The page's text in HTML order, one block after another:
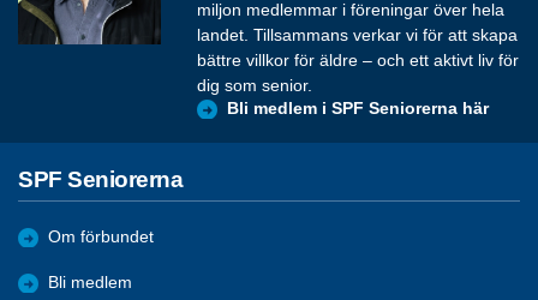
miljon medlemmar i föreningar över hela
landet. Tillsammans verkar vi för att skapa
bättre villkor för äldre – och ett aktivt liv för
dig som senior.
Bli medlem i SPF Seniorerna här
SPF Seniorerna
Om förbundet
Bli medlem